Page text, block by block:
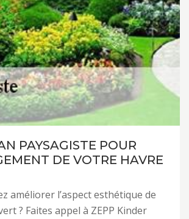
PAYSAGISTE POUR
DE VOTRE HAVRE
améliorer l’aspect esthétique de
? Faites appel à ZEPP Kinder